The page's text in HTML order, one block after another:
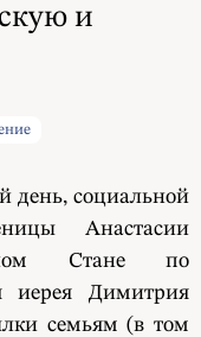
и
день, социальной
Анастасии
Стане по
иерея Димитрия
семьям (в том